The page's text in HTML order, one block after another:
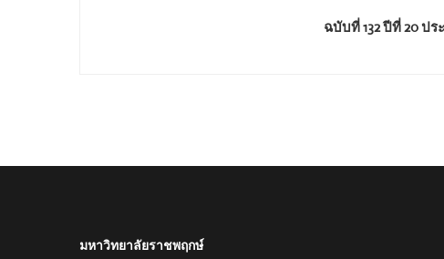
ฉบับที่ 132 ปีที่ 20 ป
มหาวิทยาลัยราชพฤกษ์